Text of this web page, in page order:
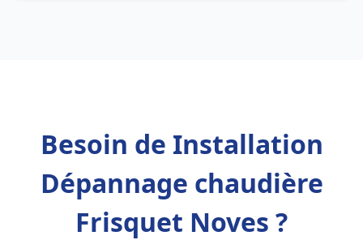
Besoin de Installation
Dépannage chaudière
Frisquet Noves ?